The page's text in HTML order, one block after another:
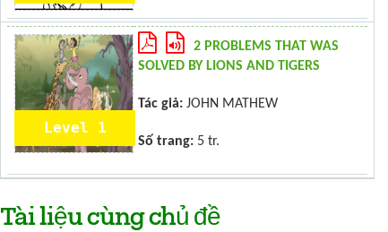
Level 1
2 PROBLEMS THAT WAS
SOLVED BY LIONS AND TIGERS
Tác giả: JOHN MATHEW
Số trang: 5 tr.
Tài liệu cùng chủ đề